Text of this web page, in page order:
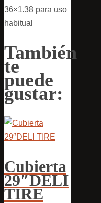
36×1.38 para uso
habitual
También
te
puede
gustar:
Cubierta
29″DELI
TIRE